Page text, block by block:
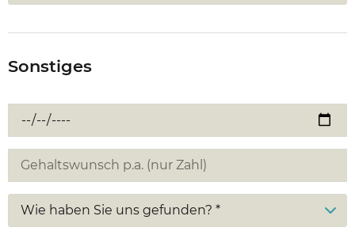
Sonstiges
Wie haben Sie uns gefunden? *